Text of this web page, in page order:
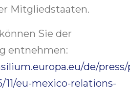
Mitgliedstaaten.
Sie der
entnehmen:
de/press/
11/eu-mexico-relations-